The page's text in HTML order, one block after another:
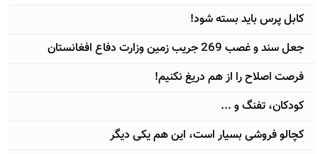
کابل پرس بايد بسته شود!
جعل سند و غصب 269 جريب زمين وزارت دفاع افغانستان
فرصت اصلاح را از هم دريغ نکنيم!
کودکان، تفنگ و ...
کچالو فروشی بسيار است، اين هم يکی ديگر